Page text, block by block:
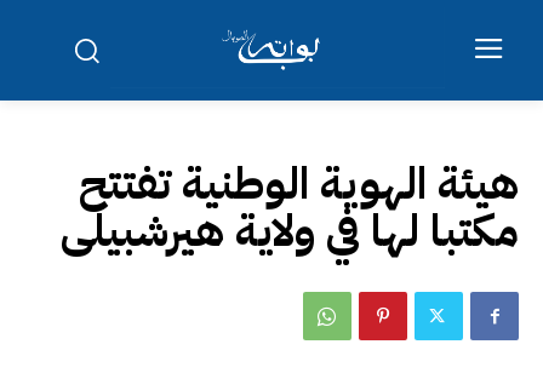
هيئة الهوية الوطنية تفتتح
مكتبا لها في ولاية هيرشبيلى